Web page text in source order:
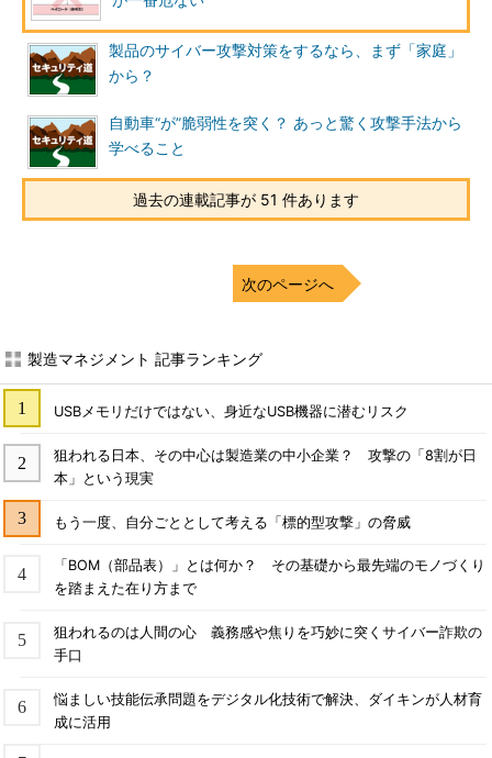
製品のサイバー攻撃対策をするなら、まず「家庭」
から？
自動車“が”脆弱性を突く？ あっと驚く攻撃手法から
学べること
過去の連載記事が 51 件あります
次のページへ
製造マネジメント 記事ランキング
USBメモリだけではない、身近なUSB機器に潜むリスク
狙われる日本、その中心は製造業の中小企業？ 攻撃の「8割が日
本」という現実
もう一度、自分ごととして考える「標的型攻撃」の脅威
「BOM（部品表）」とは何か？ その基礎から最先端のモノづくり
を踏まえた在り方まで
狙われるのは人間の心 義務感や焦りを巧妙に突くサイバー詐欺の
手口
悩ましい技能伝承問題をデジタル化技術で解決、ダイキンが人材育
成に活用